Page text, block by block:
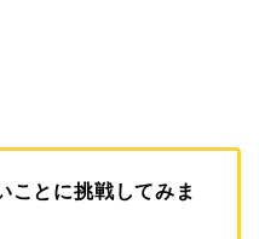
ことに挑戦してみま